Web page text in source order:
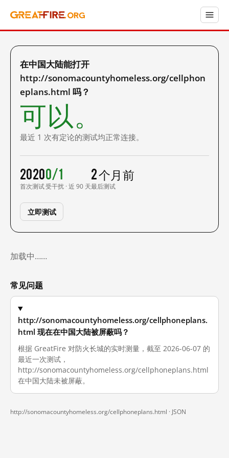
在中国大陆能打开
http://sonomacountyhomeless.org/cellphon
eplans.html 吗？
可以。
最近 1 次有定论的测试均正常连接。
2020
首次测试
0/1
受干扰 · 近 90 天
2 个月前
最后测试
立即测试
加载中……
常见问题
http://sonomacountyhomeless.org/cellphoneplans.
html 现在在中国大陆被屏蔽吗？
根据 GreatFire 对防火长城的实时测量，截至 2026-06-07 的
最近一次测试，
http://sonomacountyhomeless.org/cellphoneplans.html
在中国大陆未被屏蔽。
http://sonomacountyhomeless.org/cellphoneplans.html · JSON